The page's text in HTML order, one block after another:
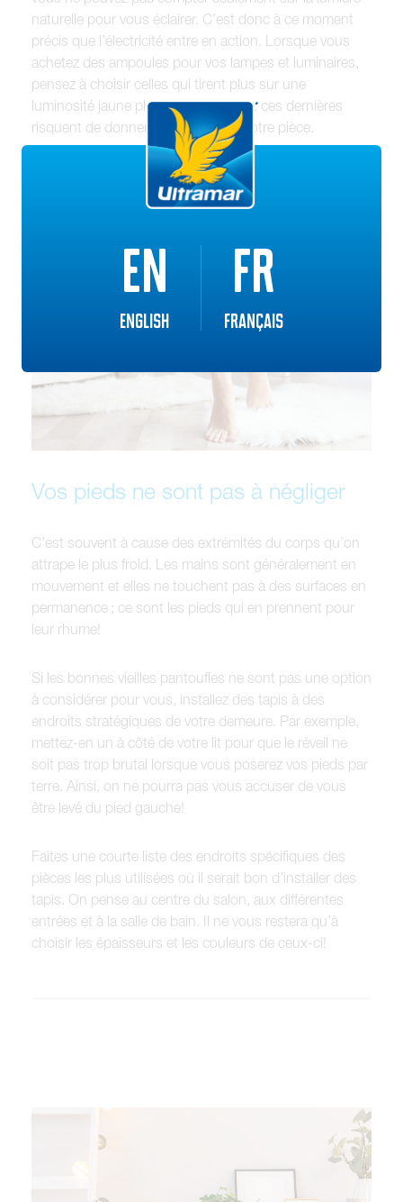
naturelle pour vous éclairer. C’est donc à ce moment
précis que l’électricité entre en action. Lorsque vous
achetez des ampoules pour vos lampes et luminaires,
pensez à choisir celles qui tirent plus sur une
luminosité jaune plutôt que blanche : ces dernières
risquent de donner un côté froid à votre pièce.
Vos pieds ne sont pas à négliger
C’est souvent à cause des extrémités du corps qu’on
attrape le plus froid. Les mains sont généralement en
mouvement et elles ne touchent pas à des surfaces en
permanence ; ce sont les pieds qui en prennent pour
leur rhume!
Si les bonnes vieilles pantoufles ne sont pas une option
à considérer pour vous, installez des tapis à des
endroits stratégiques de votre demeure. Par exemple,
mettez-en un à côté de votre lit pour que le réveil ne
soit pas trop brutal lorsque vous poserez vos pieds par
terre. Ainsi, on ne pourra pas vous accuser de vous
être levé du pied gauche!
Faites une courte liste des endroits spécifiques des
pièces les plus utilisées où il serait bon d’installer des
tapis. On pense au centre du salon, aux différentes
entrées et à la salle de bain. Il ne vous restera qu’à
choisir les épaisseurs et les couleurs de ceux-ci!
EN
English
FR
Français